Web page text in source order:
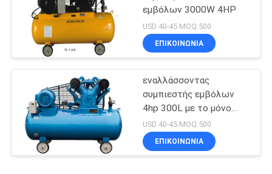
ΕΠΙΚΟΙΝΩΝΉΣΤΕ
ΜΑΖΊ
ΜΑΣ
ΕΙΔΉΣΕΙΣ
ΥΠΟΘΈΣΕΙΣ
εμβόλων 3000W 4HP
USD 40-45 MOQ:500
ΕΠΙΚΟΙΝΩΝΙΑ
εναλλάσσοντας
συμπιεστής εμβόλων
4hp 300L με το μόνο
σύστημα προστασίας
USD 40-45 MOQ:500
ΕΠΙΚΟΙΝΩΝΙΑ